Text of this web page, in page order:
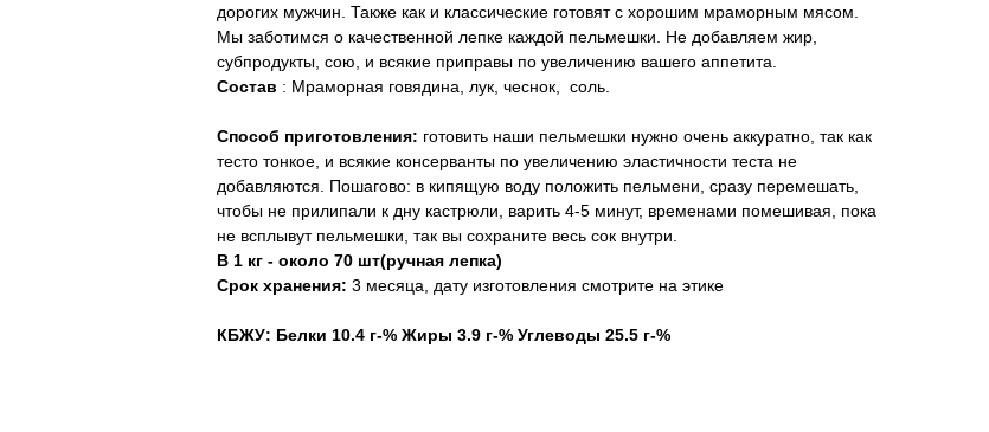
дорогих мужчин. Также как и классические готовят с хорошим мраморным мясом.
Мы заботимся о качественной лепке каждой пельмешки. Не добавляем жир,
субпродукты, сою, и всякие приправы по увеличению вашего аппетита.
Состав : Мраморная говядина, лук, чеснок, соль.
Способ приготовления: готовить наши пельмешки нужно очень аккуратно, так как
тесто тонкое, и всякие консерванты по увеличению эластичности теста не
добавляются. Пошагово: в кипящую воду положить пельмени, сразу перемешать,
чтобы не прилипали к дну кастрюли, варить 4-5 минут, временами помешивая, пока
не всплывут пельмешки, так вы сохраните весь сок внутри.
В 1 кг - около 70 шт(ручная лепка)
Срок хранения: 3 месяца, дату изготовления смотрите на этике
КБЖУ: Белки 10.4 г-% Жиры 3.9 г-% Углеводы 25.5 г-%